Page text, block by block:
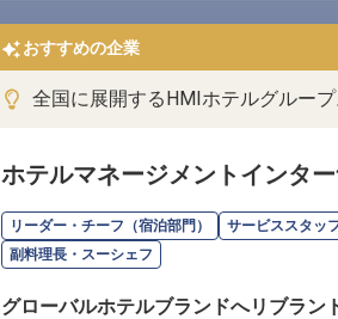
おすすめの企業
全国に展開するHMIホテルグルー
ホテルマネージメントインタ
リーダー・チーフ（宿泊部門） サービススタッ
副料理長・スーシェフ
グローバルホテルブランドへリブラ